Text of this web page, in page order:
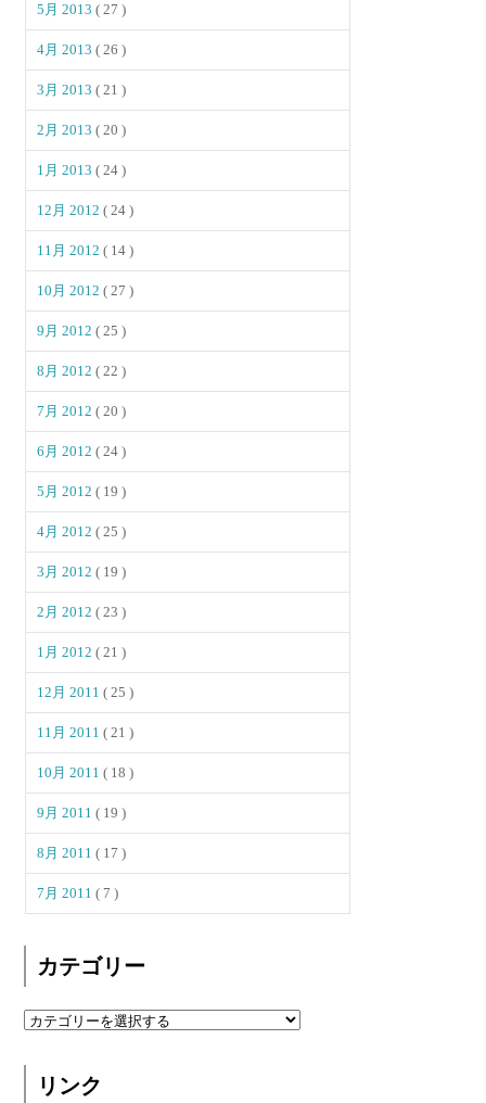
5月 2013( 27 )
4月 2013( 26 )
3月 2013( 21 )
2月 2013( 20 )
1月 2013( 24 )
12月 2012( 24 )
11月 2012( 14 )
10月 2012( 27 )
9月 2012( 25 )
8月 2012( 22 )
7月 2012( 20 )
6月 2012( 24 )
5月 2012( 19 )
4月 2012( 25 )
3月 2012( 19 )
2月 2012( 23 )
1月 2012( 21 )
12月 2011( 25 )
11月 2011( 21 )
10月 2011( 18 )
9月 2011( 19 )
8月 2011( 17 )
7月 2011( 7 )
カテゴリー
リンク